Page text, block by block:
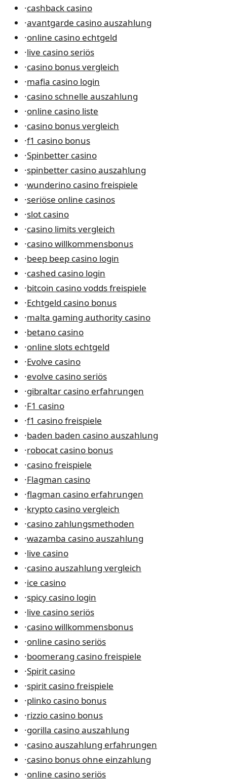
·cashback casino
·avantgarde casino auszahlung
·online casino echtgeld
·live casino seriös
·casino bonus vergleich
·mafia casino login
·casino schnelle auszahlung
·online casino liste
·casino bonus vergleich
·f1 casino bonus
·Spinbetter casino
·spinbetter casino auszahlung
·wunderino casino freispiele
·seriöse online casinos
·slot casino
·casino limits vergleich
·casino willkommensbonus
·beep beep casino login
·cashed casino login
·bitcoin casino vodds freispiele
·Echtgeld casino bonus
·malta gaming authority casino
·betano casino
·online slots echtgeld
·Evolve casino
·evolve casino seriös
·gibraltar casino erfahrungen
·F1 casino
·f1 casino freispiele
·baden baden casino auszahlung
·robocat casino bonus
·casino freispiele
·Flagman casino
·flagman casino erfahrungen
·krypto casino vergleich
·casino zahlungsmethoden
·wazamba casino auszahlung
·live casino
·casino auszahlung vergleich
·ice casino
·spicy casino login
·live casino seriös
·casino willkommensbonus
·online casino seriös
·boomerang casino freispiele
·Spirit casino
·spirit casino freispiele
·plinko casino bonus
·rizzio casino bonus
·gorilla casino auszahlung
·casino auszahlung erfahrungen
·casino bonus ohne einzahlung
·online casino seriös